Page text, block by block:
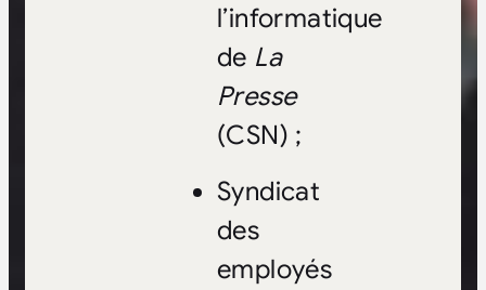
l’informatique
de La
Presse
(CSN) ;
Syndicat
des
employés